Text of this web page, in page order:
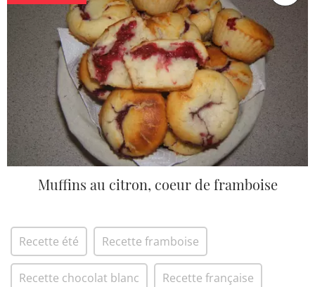
Muffins au citron, coeur de framboise
Recette été Recette framboise
Recette chocolat blanc Recette française